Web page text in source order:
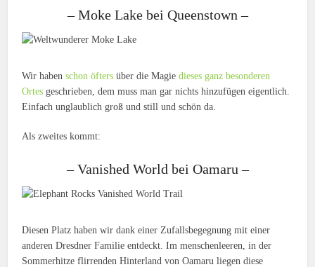
– Moke Lake bei Queenstown –
Wir habenschon öfters über die Magiedieses ganz besonderen
Ortes geschrieben, dem muss man gar nichts hinzufügen eigentlich.
Einfach unglaublich groß und still und schön da.
Als zweites kommt:
– Vanished World bei Oamaru –
Diesen Platz haben wir dank einer Zufallsbegegnung mit einer
anderen Dresdner Familie entdeckt. Im menschenleeren, in der
Sommerhitze flirrenden Hinterland von Oamaru liegen diese